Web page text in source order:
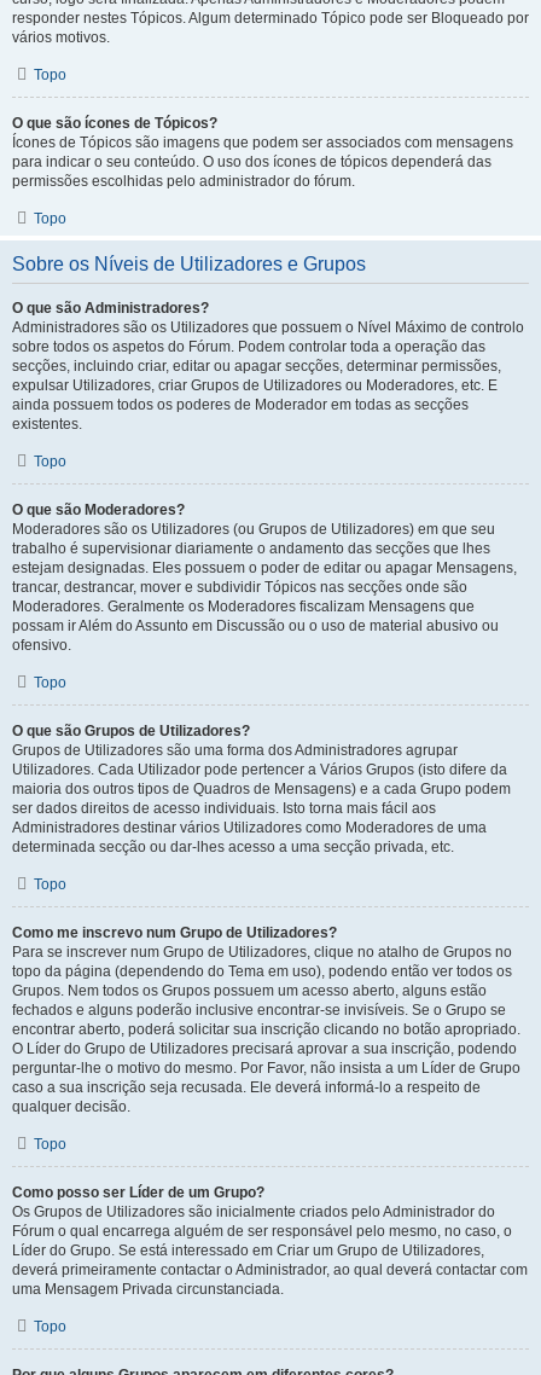
responder nestes Tópicos. Algum determinado Tópico pode ser Bloqueado por
vários motivos.
Topo
O que são ícones de Tópicos?
Ícones de Tópicos são imagens que podem ser associados com mensagens
para indicar o seu conteúdo. O uso dos ícones de tópicos dependerá das
permissões escolhidas pelo administrador do fórum.
Topo
Sobre os Níveis de Utilizadores e Grupos
O que são Administradores?
Administradores são os Utilizadores que possuem o Nível Máximo de controlo
sobre todos os aspetos do Fórum. Podem controlar toda a operação das
secções, incluindo criar, editar ou apagar secções, determinar permissões,
expulsar Utilizadores, criar Grupos de Utilizadores ou Moderadores, etc. E
ainda possuem todos os poderes de Moderador em todas as secções
existentes.
Topo
O que são Moderadores?
Moderadores são os Utilizadores (ou Grupos de Utilizadores) em que seu
trabalho é supervisionar diariamente o andamento das secções que lhes
estejam designadas. Eles possuem o poder de editar ou apagar Mensagens,
trancar, destrancar, mover e subdividir Tópicos nas secções onde são
Moderadores. Geralmente os Moderadores fiscalizam Mensagens que
possam ir Além do Assunto em Discussão ou o uso de material abusivo ou
ofensivo.
Topo
O que são Grupos de Utilizadores?
Grupos de Utilizadores são uma forma dos Administradores agrupar
Utilizadores. Cada Utilizador pode pertencer a Vários Grupos (isto difere da
maioria dos outros tipos de Quadros de Mensagens) e a cada Grupo podem
ser dados direitos de acesso individuais. Isto torna mais fácil aos
Administradores destinar vários Utilizadores como Moderadores de uma
determinada secção ou dar-lhes acesso a uma secção privada, etc.
Topo
Como me inscrevo num Grupo de Utilizadores?
Para se inscrever num Grupo de Utilizadores, clique no atalho de Grupos no
topo da página (dependendo do Tema em uso), podendo então ver todos os
Grupos. Nem todos os Grupos possuem um acesso aberto, alguns estão
fechados e alguns poderão inclusive encontrar-se invisíveis. Se o Grupo se
encontrar aberto, poderá solicitar sua inscrição clicando no botão apropriado.
O Líder do Grupo de Utilizadores precisará aprovar a sua inscrição, podendo
perguntar-lhe o motivo do mesmo. Por Favor, não insista a um Líder de Grupo
caso a sua inscrição seja recusada. Ele deverá informá-lo a respeito de
qualquer decisão.
Topo
Como posso ser Líder de um Grupo?
Os Grupos de Utilizadores são inicialmente criados pelo Administrador do
Fórum o qual encarrega alguém de ser responsável pelo mesmo, no caso, o
Líder do Grupo. Se está interessado em Criar um Grupo de Utilizadores,
deverá primeiramente contactar o Administrador, ao qual deverá contactar com
uma Mensagem Privada circunstanciada.
Topo